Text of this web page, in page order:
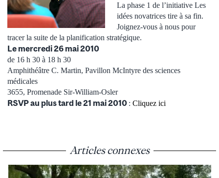
La phase 1 de l’initiative Les
idées novatrices tire à sa fin.
Joignez-vous à nous pour
tracer la suite de la planification stratégique.
Le mercredi 26 mai 2010
de 16 h 30 à 18 h 30
Amphithéâtre C. Martin, Pavillon McIntyre des sciences
médicales
3655, Promenade Sir-William-Osler
RSVP au plus tard le 21 mai 2010 : Cliquez ici
Articles connexes